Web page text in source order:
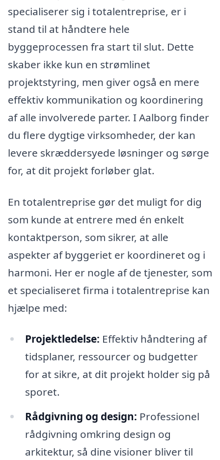
specialiserer sig i totalentreprise, er i
stand til at håndtere hele
byggeprocessen fra start til slut. Dette
skaber ikke kun en strømlinet
projektstyring, men giver også en mere
effektiv kommunikation og koordinering
af alle involverede parter. I Aalborg finder
du flere dygtige virksomheder, der kan
levere skræddersyede løsninger og sørge
for, at dit projekt forløber glat.
En totalentreprise gør det muligt for dig
som kunde at entrere med én enkelt
kontaktperson, som sikrer, at alle
aspekter af byggeriet er koordineret og i
harmoni. Her er nogle af de tjenester, som
et specialiseret firma i totalentreprise kan
hjælpe med:
Projektledelse: Effektiv håndtering af
tidsplaner, ressourcer og budgetter
for at sikre, at dit projekt holder sig på
sporet.
Rådgivning og design: Professionel
rådgivning omkring design og
arkitektur, så dine visioner bliver til